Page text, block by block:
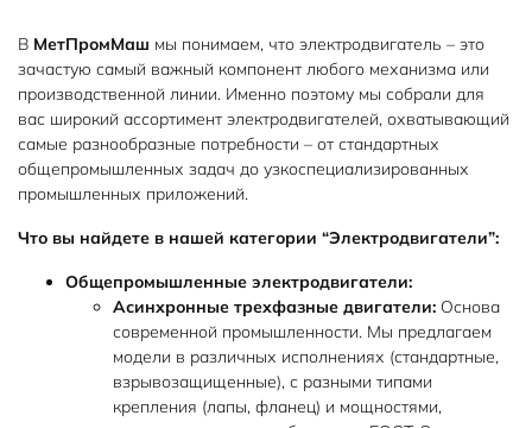
В МетПромМаш мы понимаем, что электродвигатель – это
зачастую самый важный компонент любого механизма или
производственной линии. Именно поэтому мы собрали для
вас широкий ассортимент электродвигателей, охватывающий
самые разнообразные потребности – от стандартных
общепромышленных задач до узкоспециализированных
промышленных приложений.
Что вы найдете в нашей категории “Электродвигатели”:
Общепромышленные электродвигатели:
Асинхронные трехфазные двигатели: Основа
современной промышленности. Мы предлагаем
модели в различных исполнениях (стандартные,
взрывозащищенные), с разными типами
крепления (лапы, фланец) и мощностями,